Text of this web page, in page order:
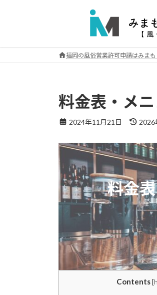
福岡の風俗営業許可申請はみま
料金表・メ
2024年11月21日
最
更
新
日
時
:
2026
料金
Contents[